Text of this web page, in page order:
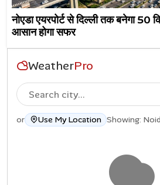
नोएडा एयरपोर्ट से दिल्ली तक बनेगा 50
आसान होगा सफर
WeatherPro
or Use My Location Showing: